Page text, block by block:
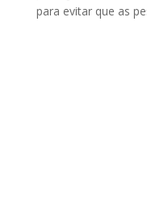
para evitar que as